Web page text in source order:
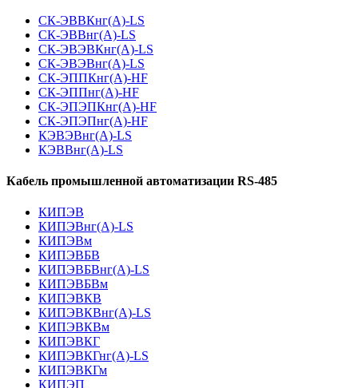
СК-ЭВВКнг(А)-LS
СК-ЭВВнг(А)-LS
СК-ЭВЭВКнг(А)-LS
СК-ЭВЭВнг(А)-LS
СК-ЭППКнг(А)-HF
СК-ЭППнг(А)-HF
СК-ЭПЭПКнг(А)-HF
СК-ЭПЭПнг(А)-HF
КЭВЭВнг(А)-LS
КЭВВнг(А)-LS
Кабель промышленной автоматизации RS-485
КИПЭВ
КИПЭВнг(А)-LS
КИПЭВм
КИПЭВБВ
КИПЭВБВнг(А)-LS
КИПЭВБВм
КИПЭВКВ
КИПЭВКВнг(А)-LS
КИПЭВКВм
КИПЭВКГ
КИПЭВКГнг(А)-LS
КИПЭВКГм
КИПЭП